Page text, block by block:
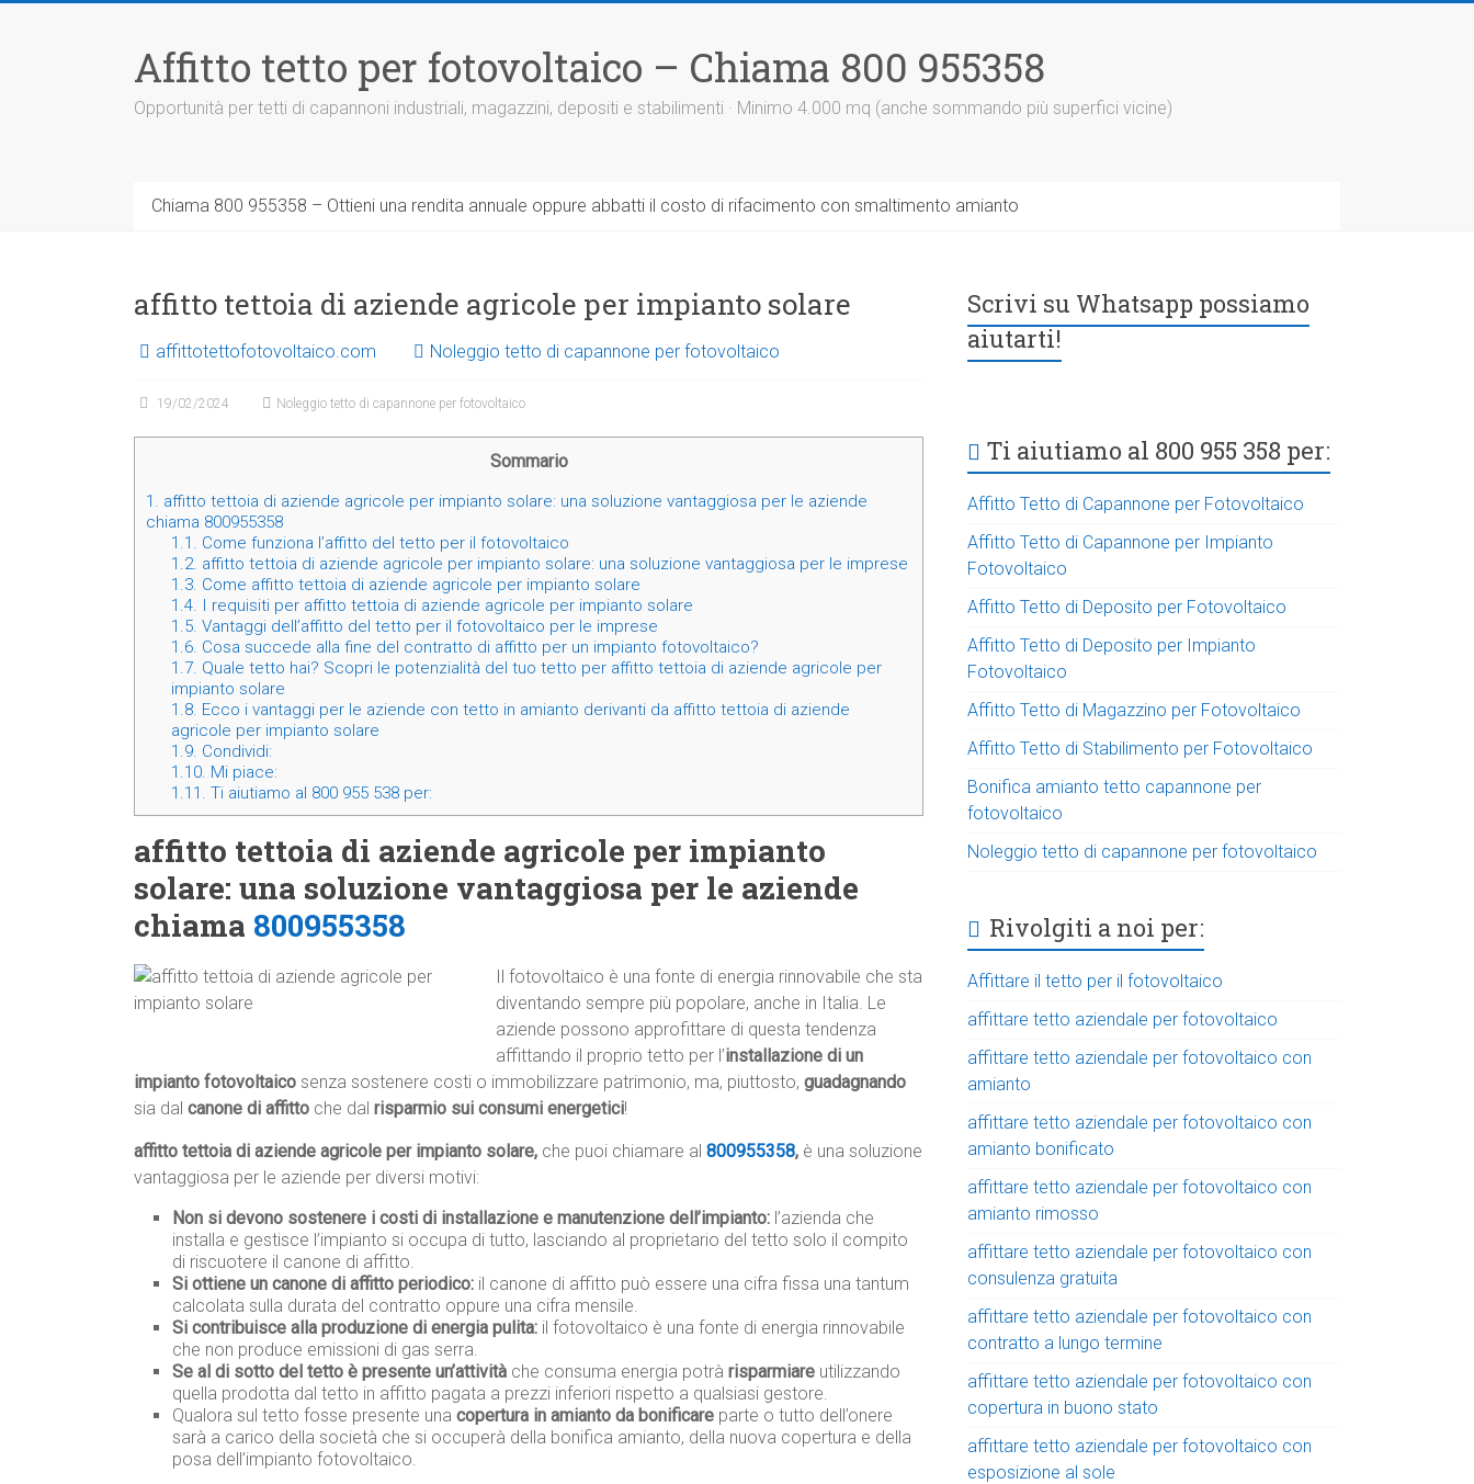
Affitto tetto per fotovoltaico – Chiama 800 955358
Opportunità per tetti di capannoni industriali, magazzini, depositi e stabilimenti · Minimo 4.000 mq (anche sommando più superfici vicine)
Chiama 800 955358 – Ottieni una rendita annuale oppure abbatti il costo di rifacimento con smaltimento amianto
affitto tettoia di aziende agricole per impianto solare
affittotettofotovoltaico.com Noleggio tetto di capannone per fotovoltaico
19/02/2024 Noleggio tetto di capannone per fotovoltaico
Sommario
1. affitto tettoia di aziende agricole per impianto solare: una soluzione vantaggiosa per le aziende
chiama 800955358
1.1. Come funziona l’affitto del tetto per il fotovoltaico
1.2. affitto tettoia di aziende agricole per impianto solare: una soluzione vantaggiosa per le imprese
1.3. Come affitto tettoia di aziende agricole per impianto solare
1.4. I requisiti per affitto tettoia di aziende agricole per impianto solare
1.5. Vantaggi dell’affitto del tetto per il fotovoltaico per le imprese
1.6. Cosa succede alla fine del contratto di affitto per un impianto fotovoltaico?
1.7. Quale tetto hai? Scopri le potenzialità del tuo tetto per affitto tettoia di aziende agricole per
impianto solare
1.8. Ecco i vantaggi per le aziende con tetto in amianto derivanti da affitto tettoia di aziende
agricole per impianto solare
1.9. Condividi:
1.10. Mi piace:
1.11. Ti aiutiamo al 800 955 538 per:
affitto tettoia di aziende agricole per impianto
solare: una soluzione vantaggiosa per le aziende
chiama 800955358
Il fotovoltaico è una fonte di energia rinnovabile che sta
diventando sempre più popolare, anche in Italia. Le
aziende possono approfittare di questa tendenza
affittando il proprio tetto per l’installazione di un
impianto fotovoltaico senza sostenere costi o immobilizzare patrimonio, ma, piuttosto, guadagnando
sia dal canone di affitto che dal risparmio sui consumi energetici!
affitto tettoia di aziende agricole per impianto solare, che puoi chiamare al 800955358, è una soluzione
vantaggiosa per le aziende per diversi motivi:
Non si devono sostenere i costi di installazione e manutenzione dell’impianto: l’azienda che
installa e gestisce l’impianto si occupa di tutto, lasciando al proprietario del tetto solo il compito
di riscuotere il canone di affitto.
Si ottiene un canone di affitto periodico: il canone di affitto può essere una cifra fissa una tantum
calcolata sulla durata del contratto oppure una cifra mensile.
Si contribuisce alla produzione di energia pulita: il fotovoltaico è una fonte di energia rinnovabile
che non produce emissioni di gas serra.
Se al di sotto del tetto è presente un’attività che consuma energia potrà risparmiare utilizzando
quella prodotta dal tetto in affitto pagata a prezzi inferiori rispetto a qualsiasi gestore.
Qualora sul tetto fosse presente una copertura in amianto da bonificare parte o tutto dell’onere
sarà a carico della società che si occuperà della bonifica amianto, della nuova copertura e della
posa dell’impianto fotovoltaico.
Scrivi su Whatsapp possiamo
aiutarti!
Ti aiutiamo al 800 955 358 per:
Affitto Tetto di Capannone per Fotovoltaico
Affitto Tetto di Capannone per Impianto
Fotovoltaico
Affitto Tetto di Deposito per Fotovoltaico
Affitto Tetto di Deposito per Impianto
Fotovoltaico
Affitto Tetto di Magazzino per Fotovoltaico
Affitto Tetto di Stabilimento per Fotovoltaico
Bonifica amianto tetto capannone per
fotovoltaico
Noleggio tetto di capannone per fotovoltaico
Rivolgiti a noi per:
Affittare il tetto per il fotovoltaico
affittare tetto aziendale per fotovoltaico
affittare tetto aziendale per fotovoltaico con
amianto
affittare tetto aziendale per fotovoltaico con
amianto bonificato
affittare tetto aziendale per fotovoltaico con
amianto rimosso
affittare tetto aziendale per fotovoltaico con
consulenza gratuita
affittare tetto aziendale per fotovoltaico con
contratto a lungo termine
affittare tetto aziendale per fotovoltaico con
copertura in buono stato
affittare tetto aziendale per fotovoltaico con
esposizione al sole